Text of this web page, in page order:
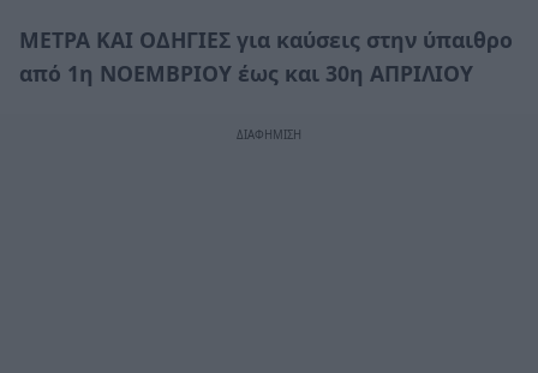
ΜΕΤΡΑ ΚΑΙ ΟΔΗΓΙΕΣ για καύσεις στην ύπαιθρο
από 1η ΝΟΕΜΒΡΙΟΥ έως και 30η ΑΠΡΙΛΙΟΥ